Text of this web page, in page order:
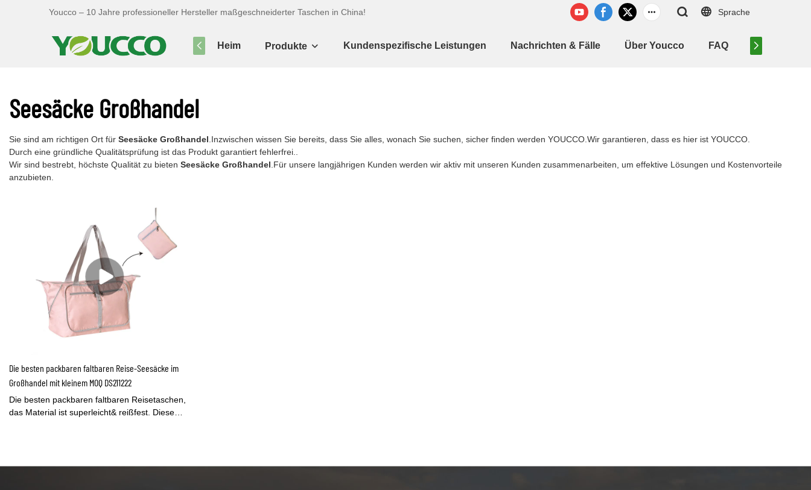
Youcco – 10 Jahre professioneller Hersteller maßgeschneiderter Taschen in China! Sprache
Heim Produkte Kundenspezifische Leistungen Nachrichten & Fälle Über Youcco FAQ Kontaktiere
Seesäcke Großhandel
Sie sind am richtigen Ort für Seesäcke Großhandel.Inzwischen wissen Sie bereits, dass Sie alles, wonach Sie suchen, sicher finden werden YOUCCO.Wir garantieren, dass es hier ist YOUCCO.
Durch eine gründliche Qualitätsprüfung ist das Produkt garantiert fehlerfrei..
Wir sind bestrebt, höchste Qualität zu bieten Seesäcke Großhandel.Für unsere langjährigen Kunden werden wir aktiv mit unseren Kunden zusammenarbeiten, um effektive Lösungen und Kostenvorteile
anzubieten.
Die besten packbaren faltbaren Reise-Seesäcke im
Großhandel mit kleinem MOQ DS211222
Die besten packbaren faltbaren Reisetaschen,
das Material ist superleicht& reißfest. Diese